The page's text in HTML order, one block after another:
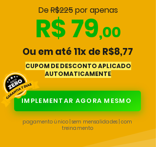
De R$225 por apenas
R$ 79,00
Ou em até 11x de R$8,77
CUPOM DE DESCONTO APLICADO
AUTOMATICAMENTE
IMPLEMENTAR AGORA MESMO
pagamento único | sem mensalidades | com
treinamento